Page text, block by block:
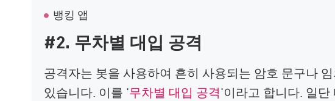
뱅킹 앱
#2. 무차별 대입 공격
공격자는 봇을 사용하여 흔히 사용되는 암호 문구나
있습니다. 이를 '무차별 대입 공격'이라고 합니다. 일